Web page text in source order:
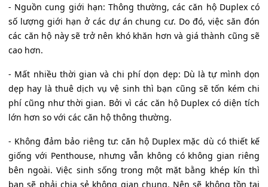
- Nguồn cung giới hạn: Thông thường, các căn hộ Duplex có
số lượng giới hạn ở các dự án chung cư. Do đó, việc săn đón
các căn hộ này sẽ trở nên khó khăn hơn và giá thành cũng sẽ
cao hơn.
- Mất nhiều thời gian và chi phí dọn dẹp: Dù là tự mình dọn
dẹp hay là thuê dịch vụ vệ sinh thì bạn cũng sẽ tốn kém chi
phí cũng như thời gian. Bởi vì các căn hộ Duplex có diện tích
lớn hơn so với các căn hộ thông thường.
- Không đảm bảo riêng tư: căn hộ Duplex mặc dù có thiết kế
giống với Penthouse, nhưng vẫn không có không gian riêng
bên ngoài. Việc sinh sống trong một mặt bằng khép kín thì
bạn sẽ phải chia sẻ không gian chung. Nên sẽ không tồn tại